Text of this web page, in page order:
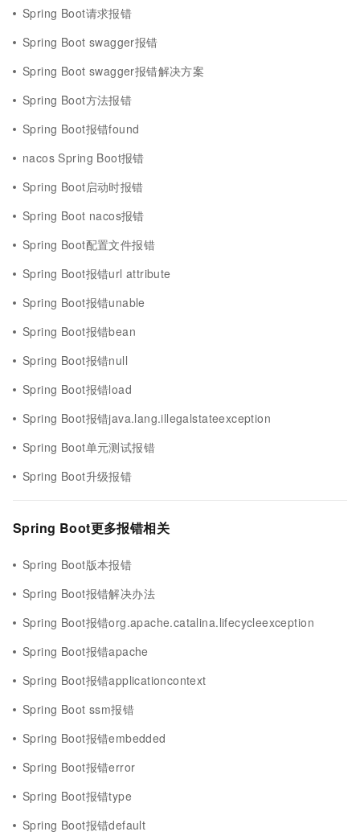
Spring Boot请求报错
Spring Boot swagger报错
Spring Boot swagger报错解决方案
Spring Boot方法报错
Spring Boot报错found
nacos Spring Boot报错
Spring Boot启动时报错
Spring Boot nacos报错
Spring Boot配置文件报错
Spring Boot报错url attribute
Spring Boot报错unable
Spring Boot报错bean
Spring Boot报错null
Spring Boot报错load
Spring Boot报错java.lang.illegalstateexception
Spring Boot单元测试报错
Spring Boot升级报错
Spring Boot更多报错相关
Spring Boot版本报错
Spring Boot报错解决办法
Spring Boot报错org.apache.catalina.lifecycleexception
Spring Boot报错apache
Spring Boot报错applicationcontext
Spring Boot ssm报错
Spring Boot报错embedded
Spring Boot报错error
Spring Boot报错type
Spring Boot报错default